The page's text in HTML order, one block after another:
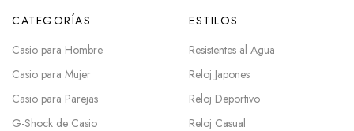
CATEGORÍAS
Casio para Hombre
Casio para Mujer
Casio para Parejas
G-Shock de Casio
ESTILOS
Resistentes al Agua
Reloj Japones
Reloj Deportivo
Reloj Casual